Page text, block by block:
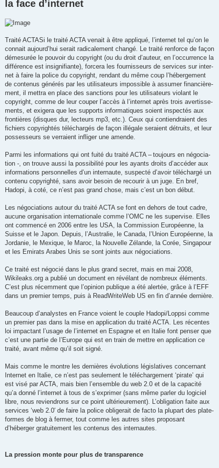
la face d’internet
Traité ACTASi le traité ACTA venait à être appliqué, l’internet tel qu’on le
connait aujourd’hui serait radi­ca­le­ment changé. Le traité ren­force de façon
déme­su­rée le pou­voir du copy­right (ou du droit d’auteur, en l’occurrence la
dif­fé­rence est insi­gni­fiante), for­cera les four­nis­seurs de ser­vices sur inter­
net à faire la police du copy­right, ren­dant du même coup l’hébergement
de conte­nus géné­rés par les uti­li­sa­teurs impos­sible à assu­mer finan­ciè­re­
ment, il met­tra en place des sanc­tions pour les uti­li­sa­teurs vio­lant le
copy­right, comme de leur cou­per l’accès à l’internet après trois aver­tis­se­
ments, et exi­gera que les sup­ports infor­ma­tiques soient ins­pec­tés aux
fron­tières (disques dur, lec­teurs mp3, etc.). Ceux qui contien­draient des
fichiers copy­righ­tés télé­char­gés de façon illé­gale seraient détruits, et leur
pos­ses­seurs se ver­raient infli­ger une amende.
Parmi les infor­ma­tions qui ont fuité du traité ACTA – toujours en négo­cia­
tion -, on trouve aussi la pos­si­bi­lité pour les ayants droits d’accéder aux
infor­ma­tions per­son­nelles d’un inter­naute, sus­pecté d’avoir télé­chargé un
contenu copy­righté, sans avoir besoin de recou­rir à un juge. En bref,
Hadopi, à coté, ce n’est pas grand chose, mais c’est un bon début.
Les négo­cia­tions autour du traité ACTA se font en dehors de tout cadre,
aucune orga­ni­sa­tion inter­na­tio­nale comme l’OMC ne les super­vise. Elles
ont com­mencé en 2006 entre les USA, la Commission Européenne, la
Suisse et le Japon. Depuis, l’Australie, le Canada, l’Union Européenne, la
Jordanie, le Mexique, le Maroc, la Nouvelle Zélande, la Corée, Singapour
et les Emirats Arabes Unis se sont joints aux négociations.
Ce traité est négo­cié dans le plus grand secret, mais en mai 2008,
Wikileaks.org a publié un docu­ment en révé­lant de nom­breux éléments.
C’est plus récem­ment que l’opinion publique a été aler­tée, grâce à l’EFF
dans un pre­mier temps, puis à ReadWriteWeb US en fin d’année dernière.
Beaucoup d’analystes en France voient le couple Hadopi/Loppsi comme
un pre­mier pas dans la mise en appli­ca­tion du traité ACTA. Les récentes
loi impac­tant l’usage de l’internet en Espagne et en Italie font pen­ser que
c’est une par­tie de l’Europe qui est en train de mettre en appli­ca­tion ce
traité, avant même qu’il soit signé.
Mais comme le montre les der­nières évolu­tions légis­la­tives concer­nant
Internet en Italie, ce n’est pas seule­ment le télé­char­ge­ment ‘pirate’ qui
est visé par ACTA, mais bien l’ensemble du web 2.0 et de la capa­cité
qu’a donné l’internet à tous de s’exprimer (sans même par­ler du logi­ciel
libre, nous revien­drons sur ce point ulté­rieu­re­ment). L’obligation faite aux
ser­vices ‘web 2.0′ de faire la police obli­ge­rait de facto la plu­part des pla­te­
formes de blog à fer­mer, tout comme les autres sites pro­po­sant
d’héberger gra­tui­te­ment les conte­nus des internautes.
La pres­sion monte pour plus de transparence